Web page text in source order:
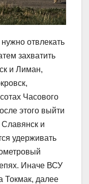
отвлекать
захватить
и Лиман,
Часового
этого выйти
Славянск и
удерживать
Иначе ВСУ
Токмак, далее